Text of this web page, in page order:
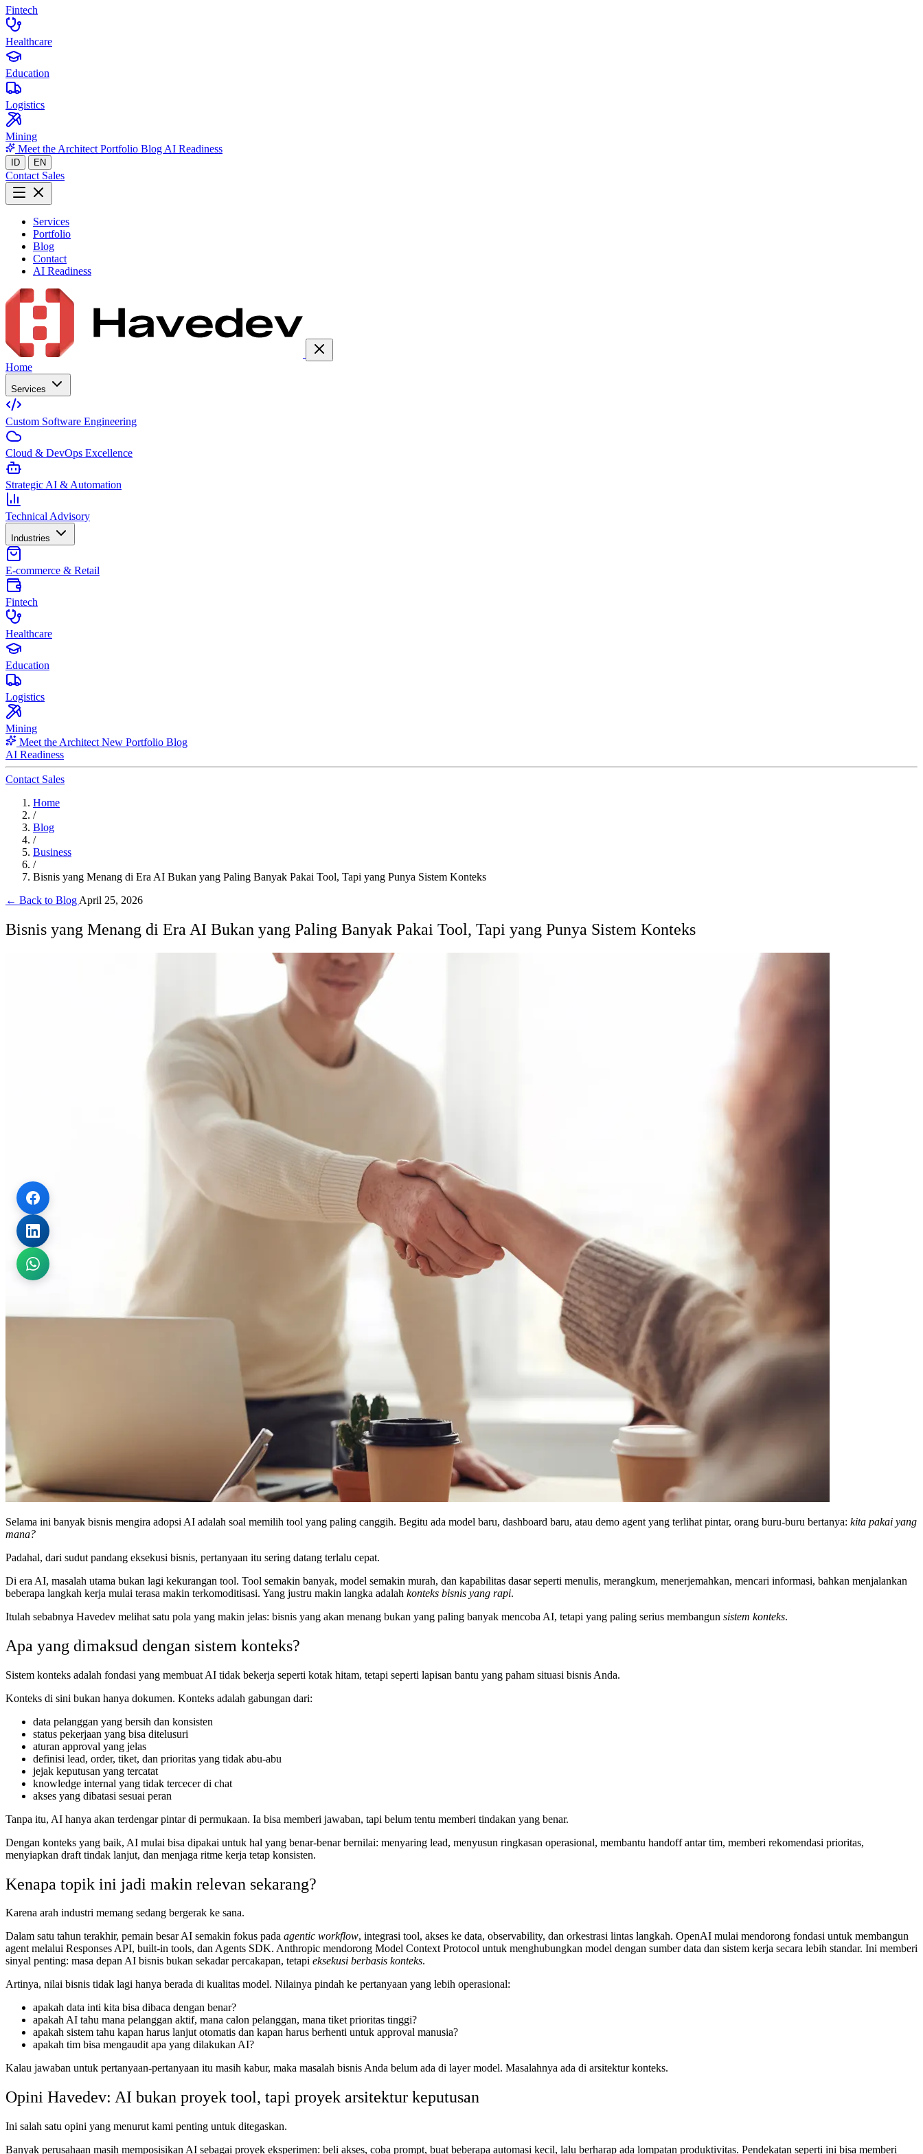
Fintech
Healthcare
Education
Logistics
Mining
Meet the Architect Portfolio Blog AI Readiness
ID EN
Contact Sales
Services
Portfolio
Blog
Contact
AI Readiness
Home
Services
Custom Software Engineering
Cloud & DevOps Excellence
Strategic AI & Automation
Technical Advisory
Industries
E-commerce & Retail
Fintech
Healthcare
Education
Logistics
Mining
Meet the Architect New Portfolio Blog
AI Readiness
Contact Sales
Home
/
Blog
/
Business
/
Bisnis yang Menang di Era AI Bukan yang Paling Banyak Pakai Tool, Tapi yang Punya Sistem Konteks
← Back to Blog April 25, 2026
Bisnis yang Menang di Era AI Bukan yang Paling Banyak Pakai Tool, Tapi yang Punya Sistem Konteks
Selama ini banyak bisnis mengira adopsi AI adalah soal memilih tool yang paling canggih. Begitu ada model baru, dashboard baru, atau demo agent yang terlihat pintar, orang buru-buru bertanya: kita pakai yang
mana?
Padahal, dari sudut pandang eksekusi bisnis, pertanyaan itu sering datang terlalu cepat.
Di era AI, masalah utama bukan lagi kekurangan tool. Tool semakin banyak, model semakin murah, dan kapabilitas dasar seperti menulis, merangkum, menerjemahkan, mencari informasi, bahkan menjalankan
beberapa langkah kerja mulai terasa makin terkomoditisasi. Yang justru makin langka adalah konteks bisnis yang rapi.
Itulah sebabnya Havedev melihat satu pola yang makin jelas: bisnis yang akan menang bukan yang paling banyak mencoba AI, tetapi yang paling serius membangun sistem konteks.
Apa yang dimaksud dengan sistem konteks?
Sistem konteks adalah fondasi yang membuat AI tidak bekerja seperti kotak hitam, tetapi seperti lapisan bantu yang paham situasi bisnis Anda.
Konteks di sini bukan hanya dokumen. Konteks adalah gabungan dari:
data pelanggan yang bersih dan konsisten
status pekerjaan yang bisa ditelusuri
aturan approval yang jelas
definisi lead, order, tiket, dan prioritas yang tidak abu-abu
jejak keputusan yang tercatat
knowledge internal yang tidak tercecer di chat
akses yang dibatasi sesuai peran
Tanpa itu, AI hanya akan terdengar pintar di permukaan. Ia bisa memberi jawaban, tapi belum tentu memberi tindakan yang benar.
Dengan konteks yang baik, AI mulai bisa dipakai untuk hal yang benar-benar bernilai: menyaring lead, menyusun ringkasan operasional, membantu handoff antar tim, memberi rekomendasi prioritas,
menyiapkan draft tindak lanjut, dan menjaga ritme kerja tetap konsisten.
Kenapa topik ini jadi makin relevan sekarang?
Karena arah industri memang sedang bergerak ke sana.
Dalam satu tahun terakhir, pemain besar AI semakin fokus pada agentic workflow, integrasi tool, akses ke data, observability, dan orkestrasi lintas langkah. OpenAI mulai mendorong fondasi untuk membangun
agent melalui Responses API, built-in tools, dan Agents SDK. Anthropic mendorong Model Context Protocol untuk menghubungkan model dengan sumber data dan sistem kerja secara lebih standar. Ini memberi
sinyal penting: masa depan AI bisnis bukan sekadar percakapan, tetapi eksekusi berbasis konteks.
Artinya, nilai bisnis tidak lagi hanya berada di kualitas model. Nilainya pindah ke pertanyaan yang lebih operasional:
apakah data inti kita bisa dibaca dengan benar?
apakah AI tahu mana pelanggan aktif, mana calon pelanggan, mana tiket prioritas tinggi?
apakah sistem tahu kapan harus lanjut otomatis dan kapan harus berhenti untuk approval manusia?
apakah tim bisa mengaudit apa yang dilakukan AI?
Kalau jawaban untuk pertanyaan-pertanyaan itu masih kabur, maka masalah bisnis Anda belum ada di layer model. Masalahnya ada di arsitektur konteks.
Opini Havedev: AI bukan proyek tool, tapi proyek arsitektur keputusan
Ini salah satu opini yang menurut kami penting untuk ditegaskan.
Banyak perusahaan masih memposisikan AI sebagai proyek eksperimen: beli akses, coba prompt, buat beberapa automasi kecil, lalu berharap ada lompatan produktivitas. Pendekatan seperti ini bisa memberi